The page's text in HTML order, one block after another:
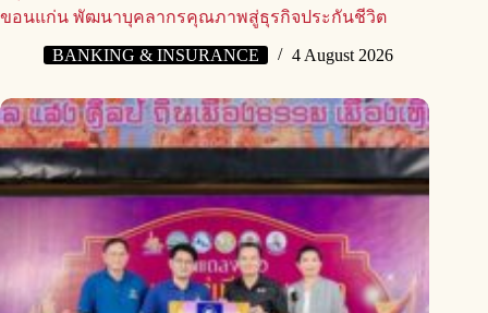
ขอนแก่น พัฒนาบุคลากรคุณภาพสู่ธุรกิจประกันชีวิต
BANKING & INSURANCE 4 August 2026